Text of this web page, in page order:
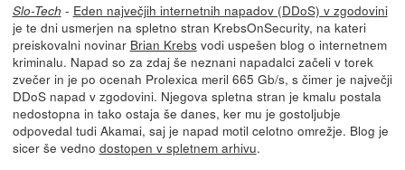
Slo-Tech - Eden največjih internetnih napadov (DDoS) v zgodovini
je te dni usmerjen na spletno stran KrebsOnSecurity, na kateri
preiskovalni novinar Brian Krebsvodi uspešen blog o internetnem
kriminalu. Napad so za zdaj še neznani napadalci začeli v torek
zvečer in je po ocenah Prolexica meril 665 Gb/s, s čimer je največji
DDoS napad v zgodovini. Njegova spletna stran je kmalu postala
nedostopna in tako ostaja še danes, ker mu je gostoljubje
odpovedal tudi Akamai, saj je napad motil celotno omrežje. Blog je
sicer še vedno dostopen v spletnem arhivu.